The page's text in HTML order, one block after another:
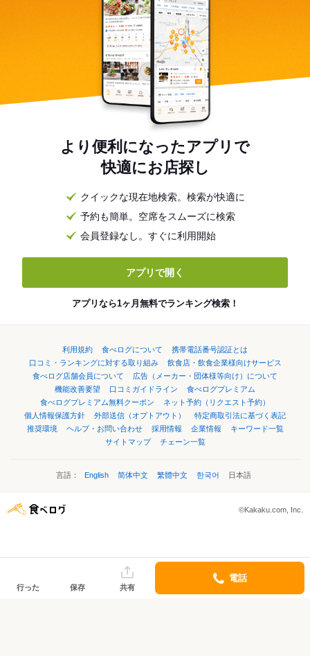
より便利になったアプリで
快適にお店探し
クイックな現在地検索。検索が快適に
予約も簡単。空席をスムーズに検索
会員登録なし。すぐに利用開始
アプリで開く
アプリなら1ヶ月無料でランキング検索！
利用規約 食べログについて
携帯電話番号認証とは
口コミ・ランキングに対する取り組み
飲食店・飲食企業様向けサービス
食べログ店舗会員について
広告（メーカー・団体様等向け）について
機能改善要望
口コミガイドライン
食べログプレミアム
食べログプレミアム無料クーポン
ネット予約（リクエスト予約）
個人情報保護方針
外部送信（オプトアウト）
特定商取引法に基づく表記
推奨環境
ヘルプ・お問い合わせ 採用情報 企業情報
キーワード一覧
サイトマップ
チェーン一覧
言語： English 简体中文 繁體中文 한국어 日本語
©Kakaku.com, Inc.
行った 保存 共有
電話